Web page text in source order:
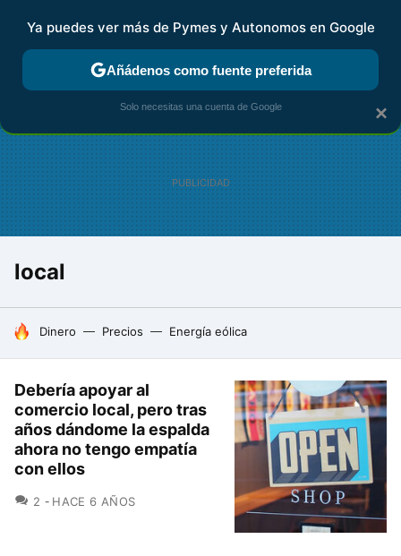
FISCALIDAD Y CONTABILIDAD KIT DIGITAL RENTA
local
HOY SE HABLA DE
Dinero Precios Energía eólica
Debería apoyar al
comercio local, pero tras
años dándome la espalda
ahora no tengo empatía
con ellos
2 COMENTARIOS
HACE 6 AÑOS
×
Ya puedes ver más de Pymes y Autonomos en Google
Añádenos como fuente preferida
Solo necesitas una cuenta de Google